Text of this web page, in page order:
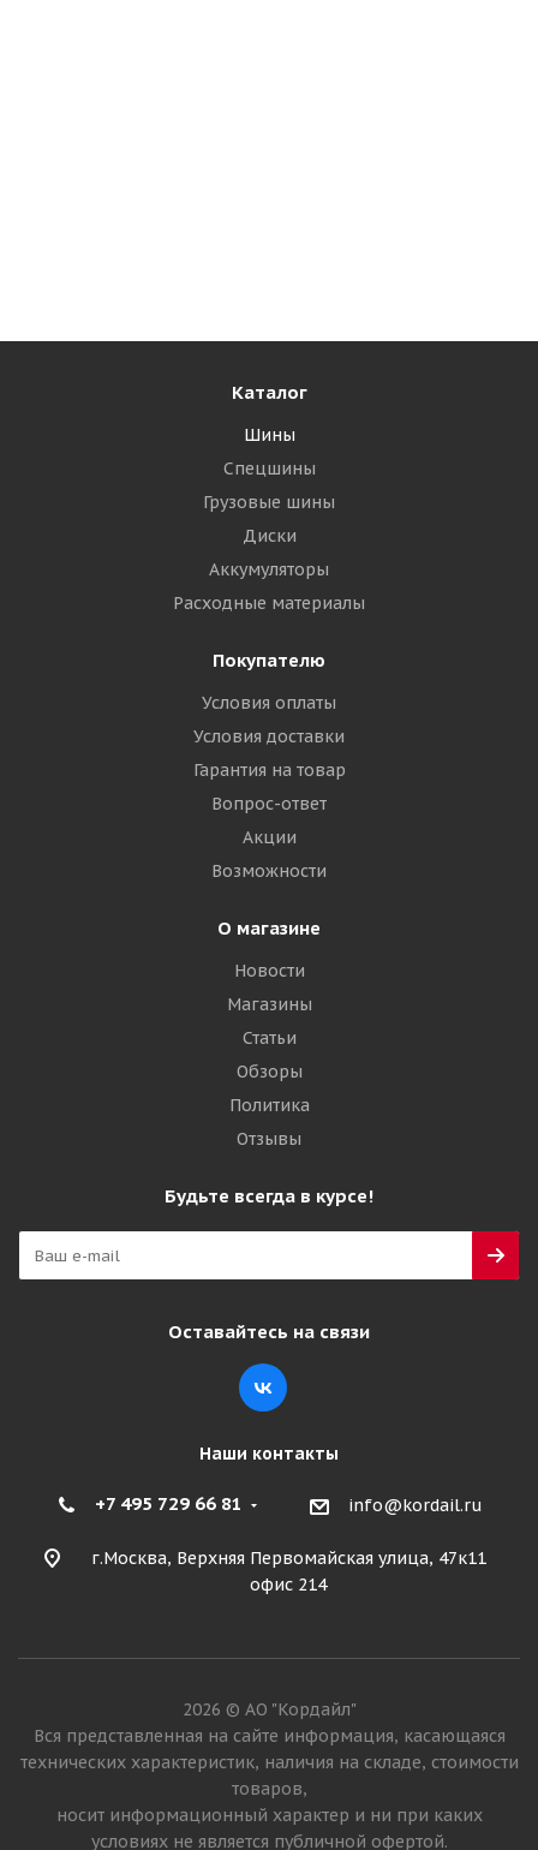
Подробнее
5 780₽
Подробнее
6 060₽
Подробнее
Каталог
Шины
Спецшины
Грузовые шины
Диски
Аккумуляторы
Расходные материалы
Покупателю
Условия оплаты
Условия доставки
Гарантия на товар
Вопрос-ответ
Акции
Возможности
О магазине
Новости
Магазины
Статьи
Обзоры
Политика
Отзывы
Будьте всегда в курсе!
Оставайтесь на связи
Наши контакты
+7 495 729 66 81 info@kordail.ru
г.Москва, Верхняя Первомайская улица, 47к11
офис 214
2026 © АО "Кордайл"
Вся представленная на сайте информация, касающаяся
технических характеристик, наличия на складе, стоимости
товаров,
носит информационный характер и ни при каких
условиях не является публичной офертой.